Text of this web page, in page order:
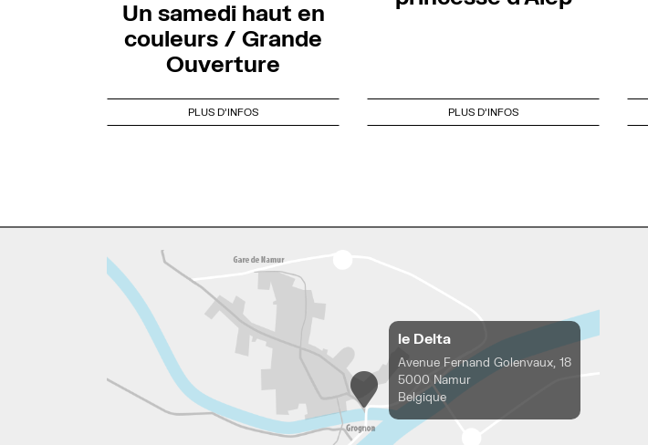
Un samedi haut en
couleurs / Grande
Ouverture
PLUS D'INFOS PLUS D'INFOS
le Delta
Avenue Fernand Golenvaux, 18
5000 Namur
Belgique